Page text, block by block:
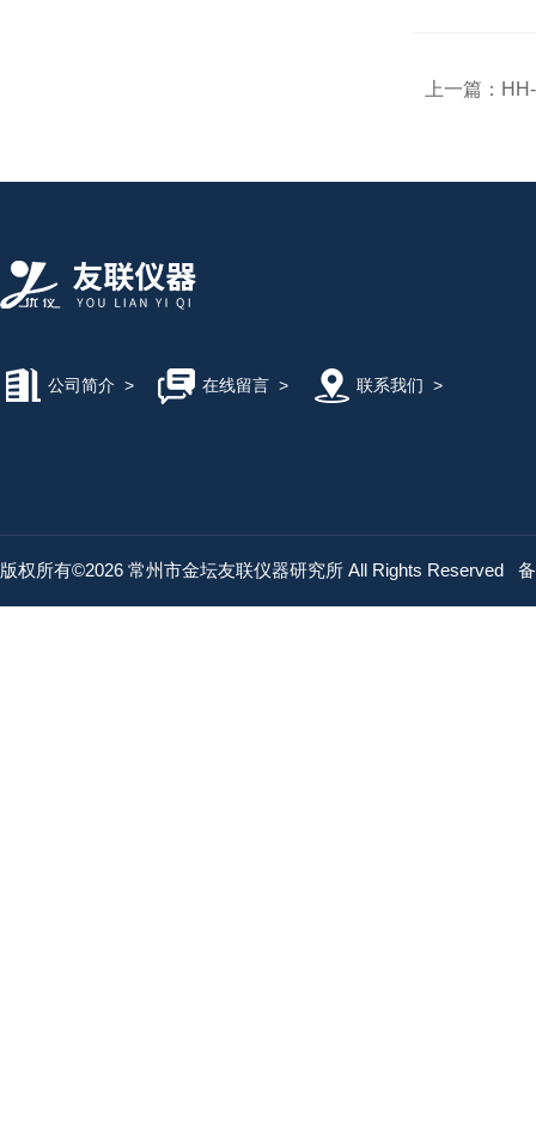
上一篇：
公司简介 > 在线留言> 联系我们 >
版权所有©2026 常州市金坛友联仪器研究所 All Rights Reserved